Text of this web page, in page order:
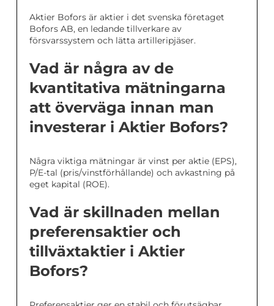
Aktier Bofors är aktier i det svenska företaget
Bofors AB, en ledande tillverkare av
försvarssystem och lätta artilleripjäser.
Vad är några av de
kvantitativa mätningarna
att överväga innan man
investerar i Aktier Bofors?
Några viktiga mätningar är vinst per aktie (EPS),
P/E-tal (pris/vinstförhållande) och avkastning på
eget kapital (ROE).
Vad är skillnaden mellan
preferensaktier och
tillväxtaktier i Aktier
Bofors?